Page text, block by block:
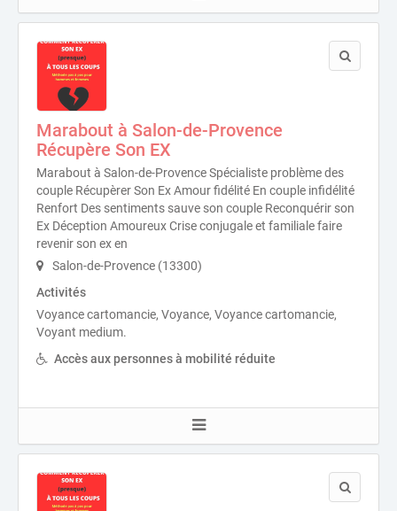
Marabout à Salon-de-Provence
Récupère Son EX
Marabout à Salon-de-Provence Spécialiste problème des
couple Récupèrer Son Ex Amour fidélité En couple infidélité
Renfort Des sentiments sauve son couple Reconquérir son
Ex Déception Amoureux Crise conjugale et familiale faire
revenir son ex en
Salon-de-Provence (13300)
Activités
Voyance cartomancie, Voyance, Voyance cartomancie,
Voyant medium.
Accès aux personnes à mobilité réduite